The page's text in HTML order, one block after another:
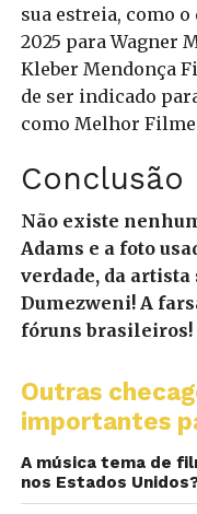
sua estreia, como
2025 para Wagner
Kleber Mendonça
de ser indicado
como Melhor
Conclusão
Não existe
Adams e a foto
verdade, da
Dumezweni! A
fóruns brasileiros!
Outras
importantes
A música tema de
nos Estados